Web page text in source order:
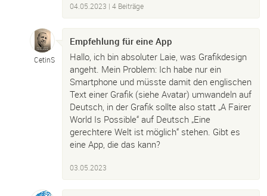
04.05.2023 | 4 Beiträge
CetinS
Empfehlung für eine App
Hallo, ich bin absoluter Laie, was Grafikdesign
angeht. Mein Problem: Ich habe nur ein
Smartphone und müsste damit den englischen
Text einer Grafik (siehe Avatar) umwandeln auf
Deutsch, in der Grafik sollte also statt „A Fairer
World Is Possible“ auf Deutsch „Eine
gerechtere Welt ist möglich“ stehen. Gibt es
eine App, die das kann?
03.05.2023